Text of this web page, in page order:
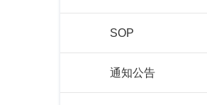
SOP
通知公告